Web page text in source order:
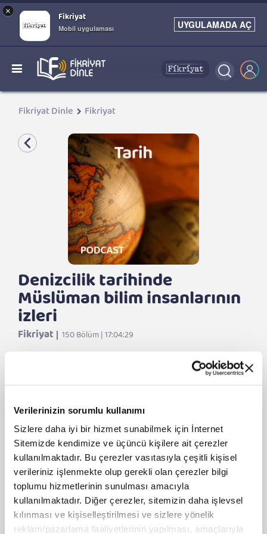
Verilerinizin sorumlu kullanımı
Sizlere daha iyi bir hizmet sunabilmek için İnternet
Sitemizde kendimize ve üçüncü kişilere ait çerezler
kullanılmaktadır. Bu çerezler vasıtasıyla çeşitli kişisel
verileriniz işlenmekte olup gerekli olan çerezler bilgi
toplumu hizmetlerinin sunulması amacıyla
kullanılmaktadır. Diğer çerezler, sitemizin daha işlevsel
kılınması ve kişiselleştirilmesi ve sizlere yönelik
reklam/pazarlama faaliyetlerinin yapılması, amaçlarıyla
× Fikriyat
Mobil uygulaması UYGULAMADA AÇ
Fikriyat Dinle Fikriyat
Denizcilik tarihinde
Müslüman bilim insanlarının
izleri
Fikriyat 150 Bölüm | 17:04:29
Denizcilik tarihinde Müslüman bilim
insanlarının izleri
II. Abdülhamid'in Cuma Selamlığı
Şanlı bir direniş: Plevne
Yunanistan’a damga vuran Türk: Sadık
Ahmet